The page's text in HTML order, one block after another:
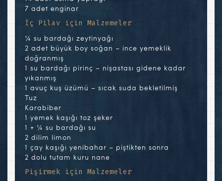
7 adet enginar
İç Pilav için Malzemeler
¼ su bardağı zeytinyağı
2 adet büyük boy soğan – ince yemeklik
doğranmış
1 su bardağı pirinç – nişastası gidene kadar
yıkanmış
1 avuç kuş üzümü – sıcak suda bekletilmiş
Tuz
Karabiber
1 yemek kaşığı toz şeker
1 + ¼ su bardağı su
2 dilim limon
1 çay kaşığı yenibahar – piştikten sonra
2 dolu tutam kuru nane
Pişirmek için Malzemeler